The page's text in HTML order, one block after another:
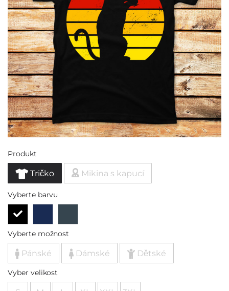
Produkt
Tričko Mikina s kapucí
Vyberte barvu
Vyberte možnost
Pánské Dámské Dětské
Vyber velikost